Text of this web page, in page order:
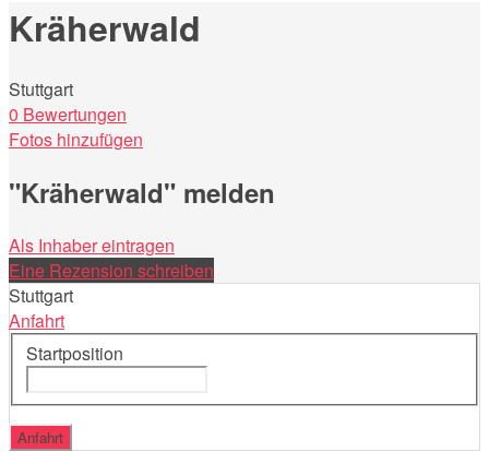
Kräherwald
Stuttgart
0 Bewertungen
Fotos hinzufügen
"Kräherwald" melden
Als Inhaber eintragen
Eine Rezension schreiben
Stuttgart
Anfahrt
Startposition